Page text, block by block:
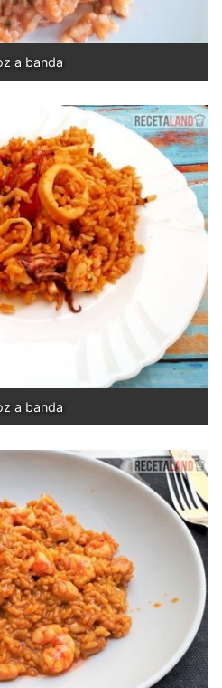
a banda
a banda